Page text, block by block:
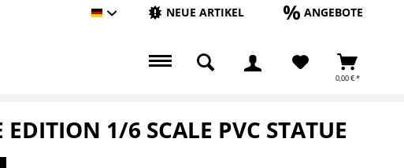
Hauptshop DeutschNEUE ARTIKEL ANGEBOTE
0,00 € *
1/6 SCALE PVC STATUE